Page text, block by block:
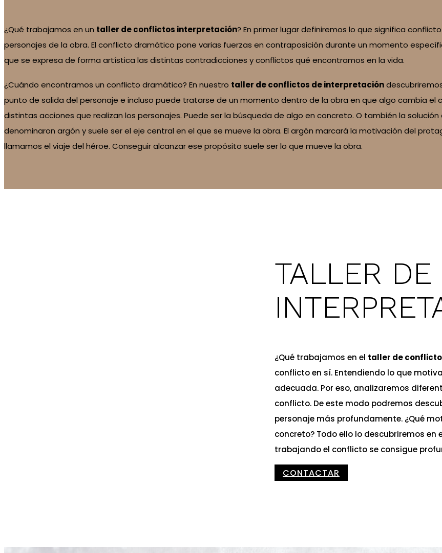
¿Qué trabajamos en un taller de conflictos interpretación? En primer lugar definiremos lo que significa
personajes de la obra. El conflicto dramático pone varias fuerzas en contraposición durante un momento
que se expresa de forma artística las distintas contradicciones y conflictos qué encontramos en la vida.
¿Cuándo encontramos un conflicto dramático? En nuestro taller de conflictos de interpretación
punto de salida del personaje e incluso puede tratarse de un momento dentro de la obra en que algo cambia el
distintas acciones que realizan los personajes. Puede ser la búsqueda de algo en concreto. O también la
denominaron argón y suele ser el eje central en el que se mueve la obra. El argón marcará la motivación del
llamamos el viaje del héroe. Conseguir alcanzar ese propósito suele ser lo que mueve la obra.
TALLER
¿Qué trabajamos en el taller de
conflicto en sí. Entendiendo lo que
adecuada. Por eso, analizaremos
conflicto. De este modo podremos
personaje más profundamente. ¿Qué
concreto? Todo ello lo descubriremos en
trabajando el conflicto se consigue
CONTACTAR